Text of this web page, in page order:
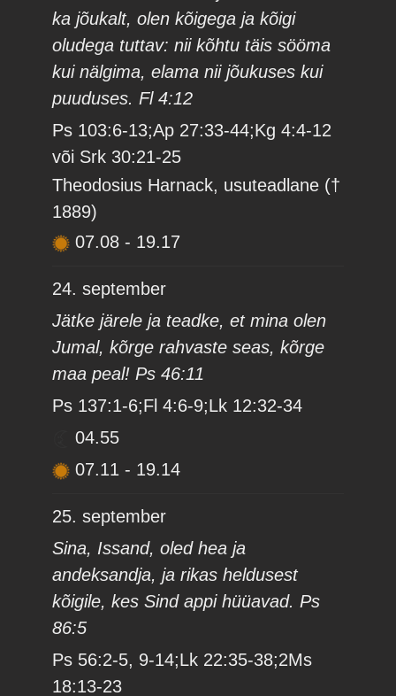
ka jõukalt, olen kõigega ja kõigi
oludega tuttav: nii kõhtu täis sööma
kui nälgima, elama nii jõukuses kui
puuduses. Fl 4:12
Ps 103:6-13;Ap 27:33-44;Kg 4:4-12
või Srk 30:21-25
Theodosius Harnack, usuteadlane (†
1889)
07.08 - 19.17
24. september
Jätke järele ja teadke, et mina olen
Jumal, kõrge rahvaste seas, kõrge
maa peal! Ps 46:11
Ps 137:1-6;Fl 4:6-9;Lk 12:32-34
04.55
07.11 - 19.14
25. september
Sina, Issand, oled hea ja
andeksandja, ja rikas heldusest
kõigile, kes Sind appi hüüavad. Ps
86:5
Ps 56:2-5, 9-14;Lk 22:35-38;2Ms
18:13-23